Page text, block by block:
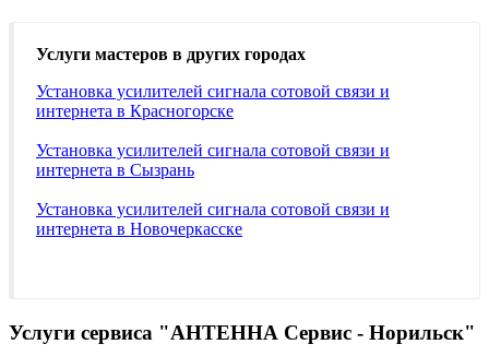
Услуги мастеров в других городах
Установка усилителей сигнала сотовой связи и
интернета в Красногорске
Установка усилителей сигнала сотовой связи и
интернета в Сызрань
Установка усилителей сигнала сотовой связи и
интернета в Новочеркасске
Услуги сервиса "АНТЕННА Сервис - Норильск"